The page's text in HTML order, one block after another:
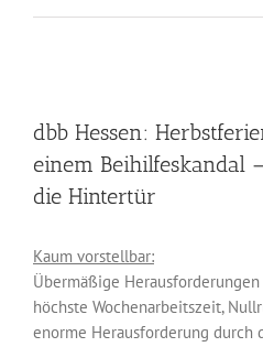
grösseres
Bild
dbb Hessen:
einem Beihilfeskandal
die Hintertür
Kaum vorstellbar:
Übermäßige Herausforderungen
höchste Wochenarbeitszeit,
enorme Herausforderung durch